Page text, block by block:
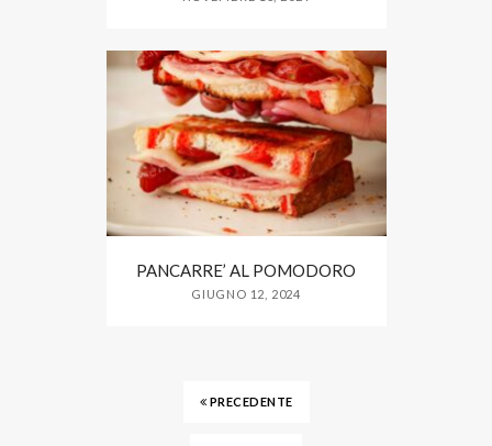
PANCARRE’ AL POMODORO
GIUGNO 12, 2024
PRECEDENTE